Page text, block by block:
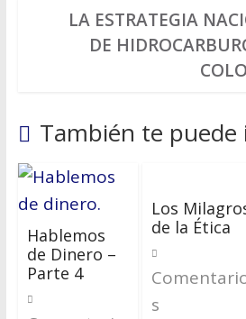
LA ESTRATEGIA
DE
También te puede
Hablemos
de Dinero –
Parte 4
Los
de la Ética
s